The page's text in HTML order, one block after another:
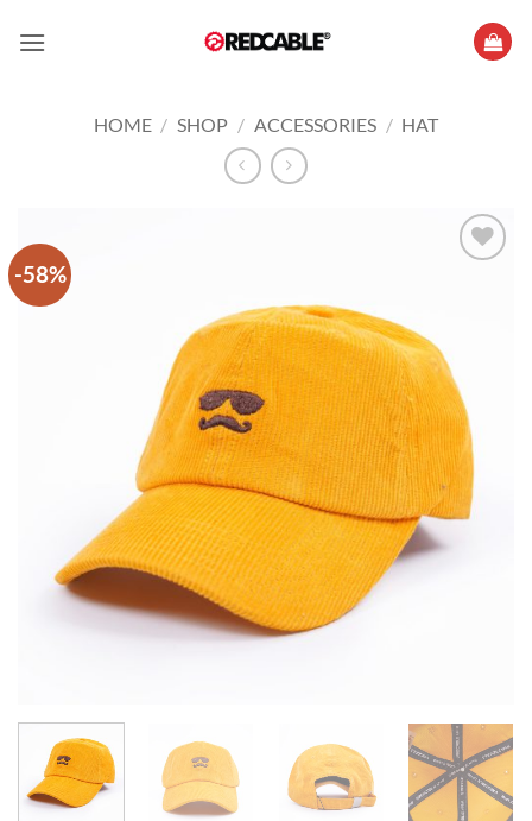
HOME / SHOP / ACCESSORIES / HAT
-58%